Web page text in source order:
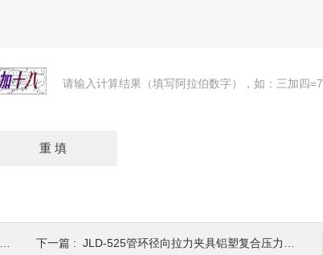
请输入计算结果（填写阿拉伯数字），如：三加四=7
下一篇 : JLD-525管环径向拉力夹具铝塑复合压力管铝管